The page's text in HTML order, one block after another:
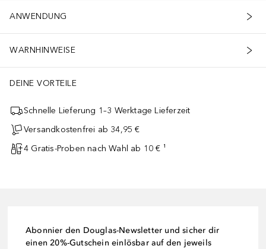
ANWENDUNG
WARNHINWEISE
DEINE VORTEILE
Schnelle Lieferung 1–3 Werktage Lieferzeit
Versandkostenfrei ab 34,95 €
4 Gratis-Proben nach Wahl ab 10 € ¹
Abonnier den Douglas-Newsletter und sicher dir
einen 20%-Gutschein einlösbar auf den jeweils